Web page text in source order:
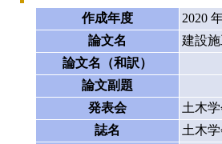
作成年度
2020
論文名
建設
論文名（和訳）
論文副題
発表会
土木
誌名
土木